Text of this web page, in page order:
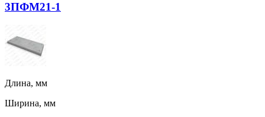
3ПФМ21-1
Длина, мм
Ширина, мм